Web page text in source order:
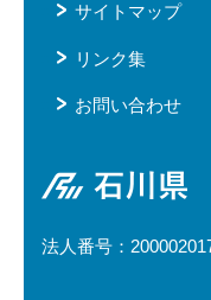
サイトマップ
リンク集
お問い合わせ
石川県
法人番号：